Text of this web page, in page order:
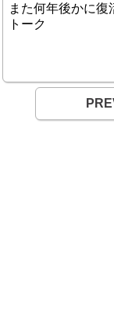
また何年後かに
トーク